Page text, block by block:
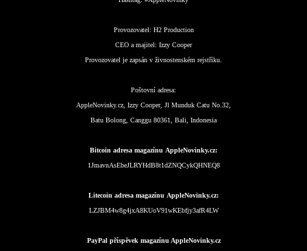
Provozovatel: H2 Production
CEO a majitel: Izzy Cooper
Provozovatel je zapsán v živnostenském rejstříku.
Poštovní adresa:
AppleNovinky.cz, Izzy Cooper, Jl Munduk Catu No.32,
Batu Bolong, Canggu 80361, Bali, Indonesia
Bitcoin adresa magazínu AppleNovinky.cz:
1JmavnAsEbeJLRYHdB8t1dZNQCykQHNEQ8
Litecoin adresa magazínu AppleNovinky.cz:
LZJBM4w8g4jxA8KUoV91wKEbfjy3afR4LW
PayPal příspěvek magazínu AppleNovinky.cz